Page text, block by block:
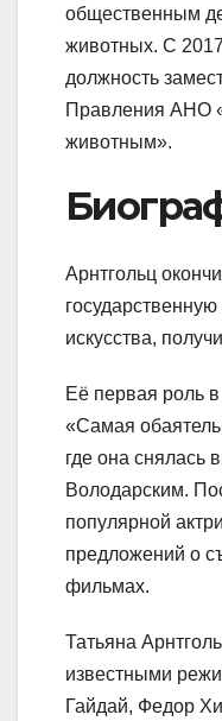
общественным
животных. С
должность
Правления АНО
животным».
Арнтгольц
искусства,
Её первая роль
«Самая
где она снялась
Володарским.
популярной
предложений о
фильмах.
Татьяна
известными
Гайдай, Федор